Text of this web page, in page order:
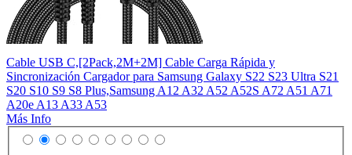
Cable USB C,[2Pack,2M+2M] Cable Carga Rápida y
Sincronización Cargador para Samsung Galaxy S22 S23 Ultra S21
S20 S10 S9 S8 Plus,Samsung A12 A32 A52 A52S A72 A51 A71
A20e A13 A33 A53
Más Info